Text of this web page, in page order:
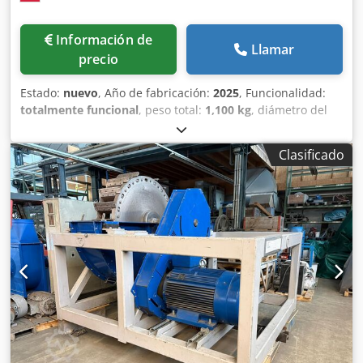
Información de
precio
Llamar
Estado: nuevo, Año de fabricación: 2025, Funcionalidad:
totalmente funcional, peso total: 1,100 kg, diámetro del
, número de cuchillas:
1,476 mm, altura total:1,886 mm, ancho total:1,009 mm,
longitud del rotor:400 mm, tipo de corriente de entrada:
trifásico, velocidad de giro (máx.):80 rpm, perforación del
tamiz:12 mm, duración de la garantía:12 meses, Somos
una empresa con más de 30 años de experiencia en la
compraventa de maquinaria para la industria del plástico.
Disponemos de las máquinas ofertadas en stock y
podemos realizar pruebas con su material. La máquina de
la serie GCV es un equipo moderno que combina
funciones de pretriturado y granulación final de plásticos.
Esto permite procesar diferentes tipos de materiales
plásticos en un solo proceso, y más. La parte superior de la
máquina se encarga del pretriturado: el material es
Clasificado